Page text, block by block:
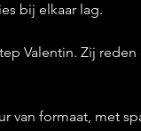
bij elkaar lag.
Valentin. Zij
van formaat, met